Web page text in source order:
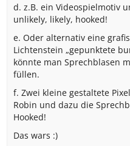
d. z.B. ein Videospielmotiv
unlikely, likely, hooked!
e. Oder alternativ eine
Lichtenstein „gepunktete
könnte man Sprechblasen
füllen.
f. Zwei kleine gestaltete
Robin und dazu die
Hooked!
Das wars :)